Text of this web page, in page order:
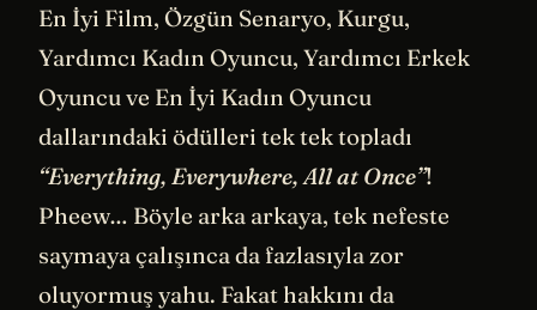
En İyi Film, Özgün Senaryo, Kurgu,
Yardımcı Kadın Oyuncu, Yardımcı Erkek
Oyuncu ve En İyi Kadın Oyuncu
dallarındaki ödülleri tek tek topladı
“Everything, Everywhere, All at Once”!
Pheew… Böyle arka arkaya, tek nefeste
saymaya çalışınca da fazlasıyla zor
oluyormuş yahu. Fakat hakkını da